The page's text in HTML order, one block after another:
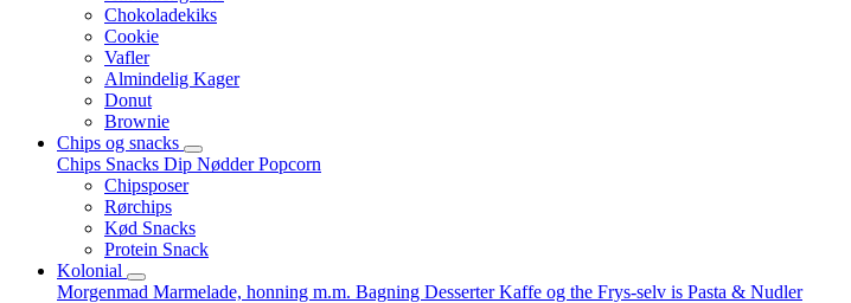
Chokoladekiks
Cookie
Vafler
Almindelig Kager
Donut
Brownie
Chips og snacks
Chips Snacks Dip NødderPopcorn
Chipsposer
Rørchips
Kød Snacks
Protein Snack
Kolonial
Morgenmad Marmelade, honning m.m. Bagning DesserterKaffe og the Frys-selv is Pasta & Nudler